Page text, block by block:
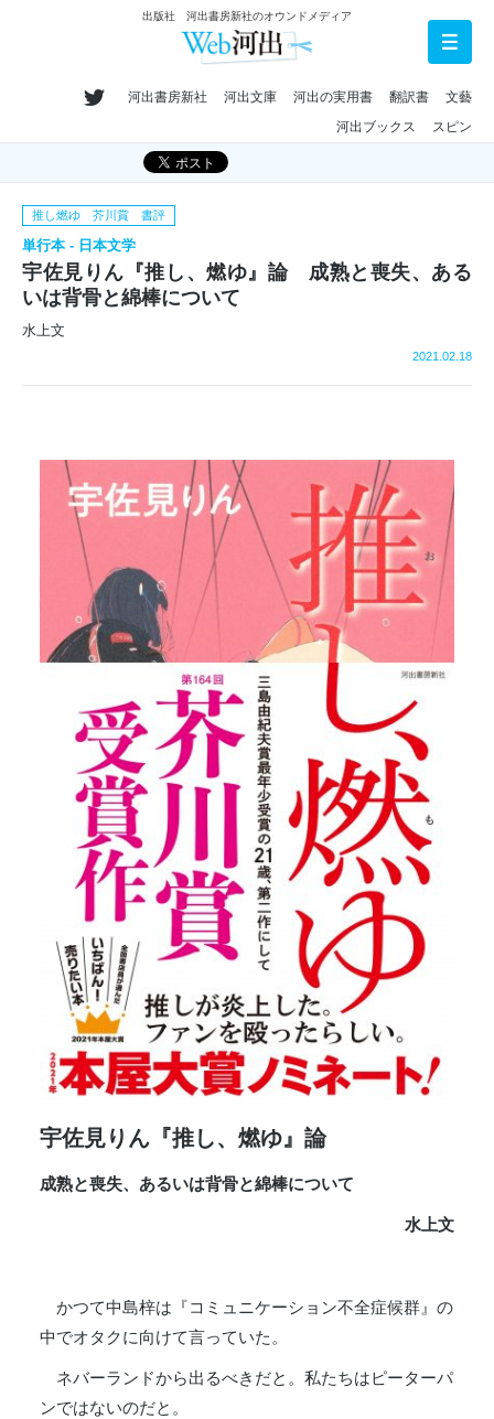
出版社 河出書房新社のオウンドメディア
河出書房新社 河出文庫 河出の実用書 翻訳書
文藝
河出ブックス
スピン
推し燃ゆ 芥川賞 書評
単行本 - 日本文学
宇佐見りん『推し、燃ゆ』論 成熟と喪失、ある
いは背骨と綿棒について
水上文
2021.02.18
宇佐見りん『推し、燃ゆ』論
成熟と喪失、あるいは背骨と綿棒について
水上文
かつて中島梓は『コミュニケーション不全症候群』の
中でオタクに向けて言っていた。
ネバーランドから出るべきだと。私たちはピーターパ
ンではないのだと。